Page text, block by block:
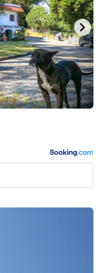
key
to
get
the
keyboard
shortcuts